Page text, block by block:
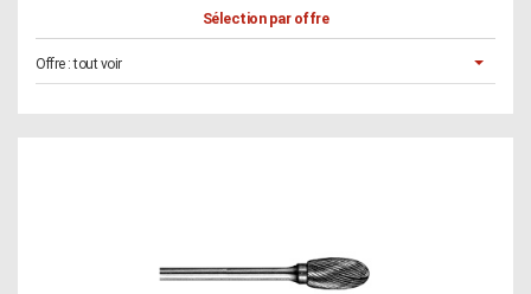
Sélection par offre
Offre :tout voir